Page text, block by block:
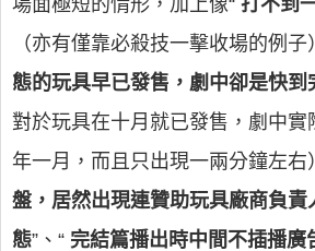
場面極短的情形，加上像“ 打不到
（亦有僅靠必殺技一擊收場的例子
態的玩具早已發售，劇中卻是快到
對於玩具在十月就已發售，劇中實
年一月，而且只出現一兩分鐘左右
盤，居然出現連贊助玩具廠商負責
態”、“ 完結篇播出時中間不插播廣